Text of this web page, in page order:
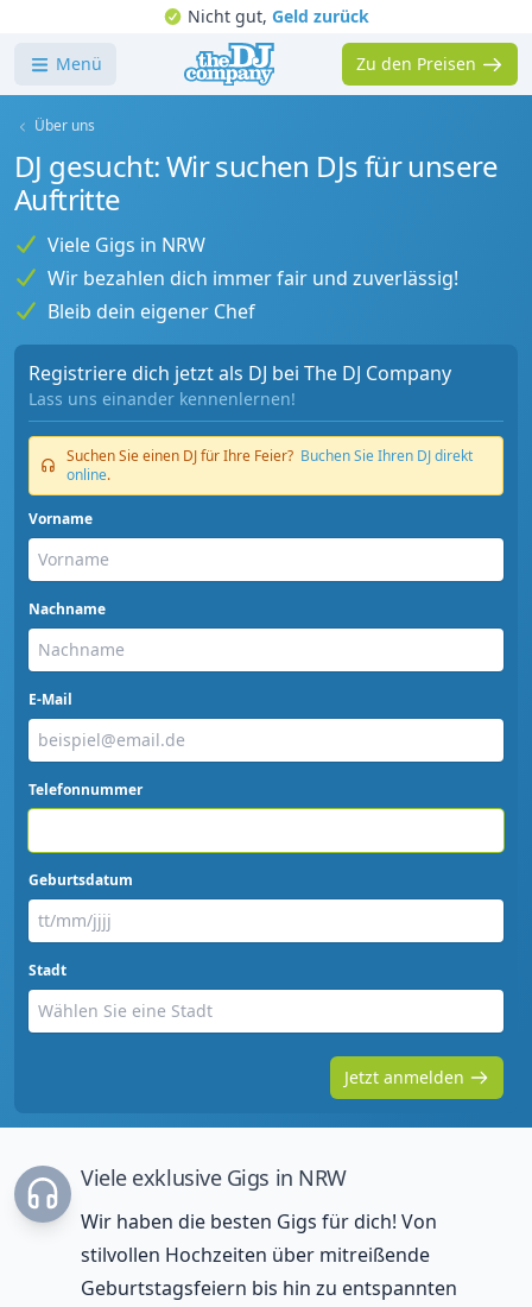
Nicht gut,Geld zurück
Menü Zu den Preisen
Über uns
DJ gesucht: Wir suchen DJs für unsere
Auftritte
Viele Gigs in NRW
Wir bezahlen dich immer fair und zuverlässig!
Bleib dein eigener Chef
Registriere dich jetzt als DJ bei The DJ Company
Lass uns einander kennenlernen!
Suchen Sie einen DJ für Ihre Feier? Buchen Sie Ihren DJ direkt
online.
Vorname
Nachname
E-Mail
Telefonnummer
Geburtsdatum
Stadt
Jetzt anmelden
Viele exklusive Gigs in NRW
Wir haben die besten Gigs für dich! Von
stilvollen Hochzeiten über mitreißende
Geburtstagsfeiern bis hin zu entspannten